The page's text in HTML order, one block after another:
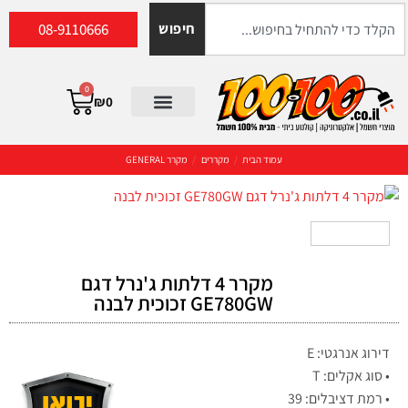
חיפוש 08-9110666
₪0
0
עמוד הבית / מקררים / מקרר GENERAL
מקרר 4 דלתות ג'נרל דגם
GE780GW זכוכית לבנה
דירוג אנרגטי: E
• סוג אקלים: T
• רמת דציבלים: 39